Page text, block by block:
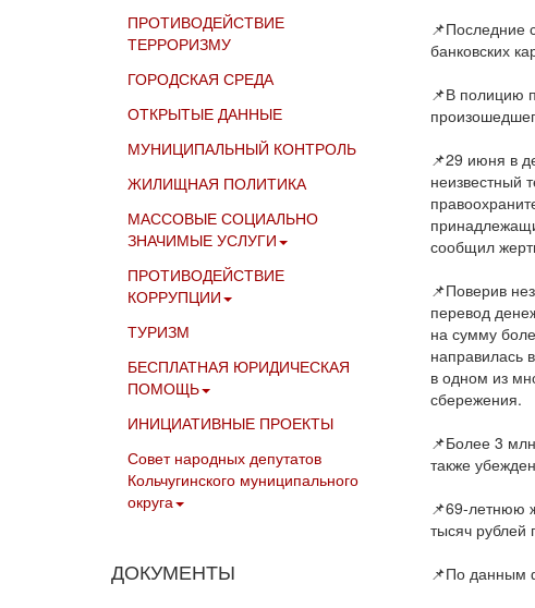
📌Последние
банковских
📌В полицию
📌29 июня в
неизвестный
сообщил
📌Поверив
перевод
на сумму
направилась
в одном из
сбережения.
📌Более 3
также
📌69-летнюю
тысяч рублей
📌По данным
ПРОТИВОДЕЙСТВИЕ
ТЕРРОРИЗМУ
ГОРОДСКАЯ СРЕДА
ОТКРЫТЫЕ ДАННЫЕ
МУНИЦИПАЛЬНЫЙ КОНТРОЛЬ
ЖИЛИЩНАЯ ПОЛИТИКА
МАССОВЫЕ СОЦИАЛЬНО
ЗНАЧИМЫЕ УСЛУГИ
ПРОТИВОДЕЙСТВИЕ
КОРРУПЦИИ
ТУРИЗМ
БЕСПЛАТНАЯ ЮРИДИЧЕСКАЯ
ПОМОЩЬ
ИНИЦИАТИВНЫЕ ПРОЕКТЫ
Совет народных депутатов
Кольчугинского муниципального
округа
ДОКУМЕНТЫ